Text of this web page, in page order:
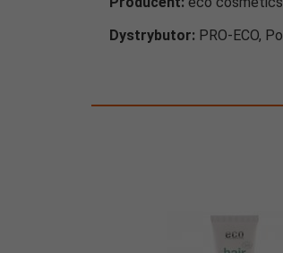
Dystrybutor: PRO-ECO,